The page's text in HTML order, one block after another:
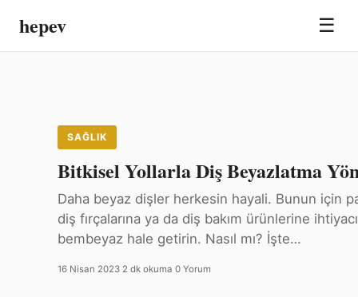
hepev ☰
SAĞLIK
Bitkisel Yollarla Diş Beyazlatma
Daha beyaz dişler herkesin hayali. Bunun için
diş fırçalarına ya da diş bakım ürünlerine
bembeyaz hale getirin. Nasıl mı? İşte…
16 Nisan 2023 2 dk okuma 0 Yorum